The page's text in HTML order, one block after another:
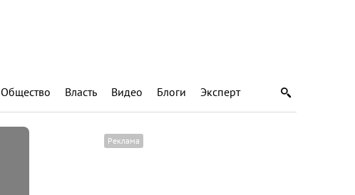
Общество Власть Видео Блоги Эксперт